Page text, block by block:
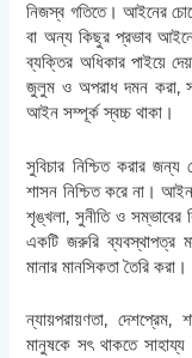
নিজস্ব গতিতে। আইনের
বা অন্য কিছুর প্রভাব
ব্যক্তির অধিকার পাইয়ে
জুলুম ও অপরাধ দমন করা,
আইন সম্পূর্ক স্বচ্চ থাকা।
সুবিচার নিশ্চিত করার
শাসন নিশ্চিত করে না।
শৃঙ্খলা, সুনীতি ও
একটি জরুরি ব্যবস্থাপত্র
মানার মানসিকতা তৈরি করা।
ন্যায়পরায়ণতা, দেশপ্রেম,
মানুষকে সৎ থাকতে